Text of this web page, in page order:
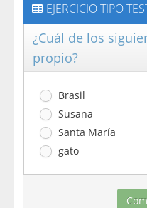
EJERCICIO TIPO
¿Cuál de los
propio?
Brasil
Susana
Santa María
gato